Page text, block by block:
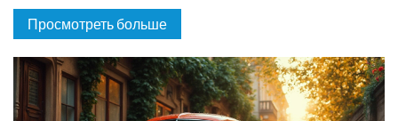
защититься от коррозии и стоит ли бояться возраста авто.
Тут собраны рабочие советы, факты и примеры, чтобы ваш
Просмотреть больше